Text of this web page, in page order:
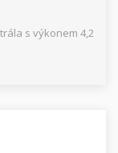
s výkonem 4,2